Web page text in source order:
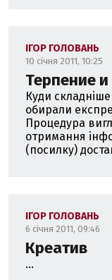
ІГОР ГОЛОВАНЬ
10 січня 2011, 10:25
Терпение и
Куди
обирали
Процедура
отримання
(посилку)
ІГОР ГОЛОВАНЬ
6 січня 2011, 09:46
Креатив
...